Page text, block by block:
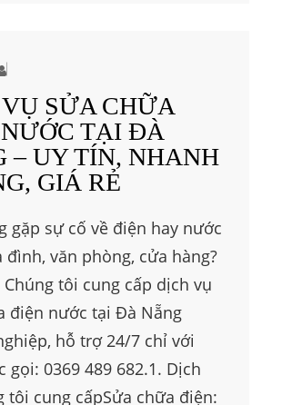
SỬA CHỮA
TẠI ĐÀ
– UY TÍN, NHANH
GIÁ RẺ
gặp sự cố về điện hay nước
đình, văn phòng, cửa hàng?
tôi cung cấp dịch vụ
điện nước tại Đà Nẵng
hỗ trợ 24/7 chỉ với
gọi: 0369 489 682.1. Dịch
tôi cung cấpSửa chữa điện: